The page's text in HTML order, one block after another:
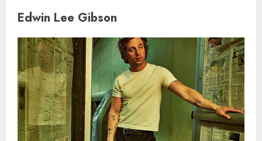
Edwin Lee Gibson